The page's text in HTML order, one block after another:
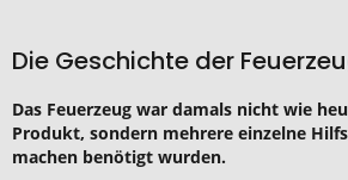
Die Geschichte der
Das Feuerzeug war damals nicht wie
Produkt, sondern mehrere einzelne
machen benötigt wurden.